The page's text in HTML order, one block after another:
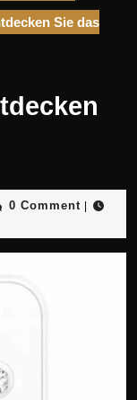
Sie das
0 Comment |